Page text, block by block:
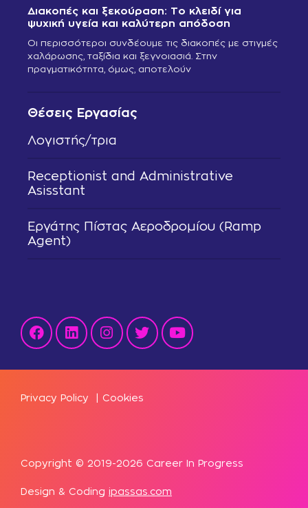
Θέσεις Εργασίας
Λογιστής/τρια
Receptionist and Administrative
Asisstant
Εργάτης Πίστας Αεροδρομίου (Ramp
Agent)
Διακοπές και ξεκούραση: Το κλειδί για
ψυχική υγεία και καλύτερη απόδοση
Οι περισσότεροι συνδέουμε τις διακοπές με στιγμές
χαλάρωσης, ταξίδια και ξεγνοιασιά. Στην
πραγματικότητα, όμως, αποτελούν
Copyright © 2019-2026 Career In Progress
Design & Coding ipassas.com
Privacy Policy | Cookies